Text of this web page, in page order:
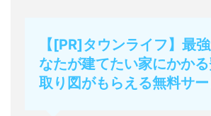
【[PR]タウンライフ】最
なたが建てたい家にかか
取り図がもらえる無料サー